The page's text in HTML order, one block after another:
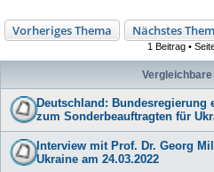
Vorheriges Thema Nächstes
1 Beitrag •
Deutschland: Bundesregierung
zum Sonderbeauftragten für
Interview mit Prof. Dr. Georg
Ukraine am 24.03.2022